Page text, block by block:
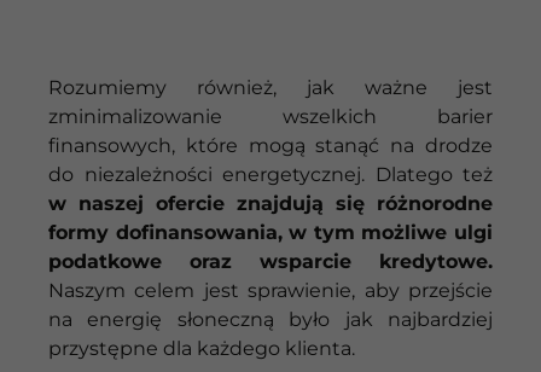
Rozumiemy również, jak ważne jest
zminimalizowanie wszelkich barier
finansowych, które mogą stanąć na drodze
do niezależności energetycznej. Dlatego też
w naszej ofercie znajdują się różnorodne
formy dofinansowania, w tym możliwe ulgi
podatkowe oraz wsparcie kredytowe.
Naszym celem jest sprawienie, aby przejście
na energię słoneczną było jak najbardziej
przystępne dla każdego klienta.